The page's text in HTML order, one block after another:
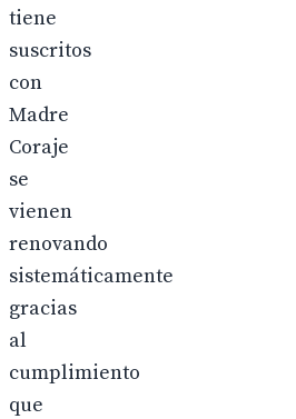
tiene
suscritos
con
Madre
Coraje
se
vienen
renovando
sistemáticamente
gracias
al
cumplimiento
que